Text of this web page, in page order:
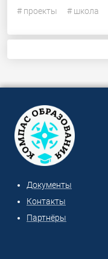
# проекты # школа
Документы
Контакты
Партнёры